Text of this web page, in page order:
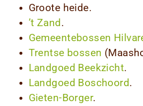
Groote heide.
’t Zand .
Gemeentebossen
Trentse bossen
Landgoed Beekzicht.
Landgoed Boschoord.
Gieten-Borger.